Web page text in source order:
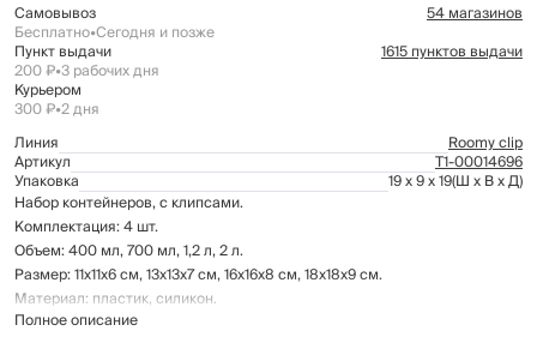
Самовывоз 54 магазинов
Бесплатно•Сегодня и позже
Пункт выдачи 1615 пунктов выдачи
200 ₽•3 рабочих дня
Курьером
300 ₽•2 дня
Линия
Roomy clip
Артикул Т1-00014696
Упаковка 19 x 9 x 19(Ш x В x Д)
Набор контейнеров, с клипсами.
Комплектация: 4 шт.
Объем: 400 мл, 700 мл, 1,2 л, 2 л.
Размер: 11x11x6 см, 13х13х7 см, 16х16х8 см, 18х18х9 см.
Материал: пластик, силикон.
Можно использовать в микроволновой печи.
Полное описание